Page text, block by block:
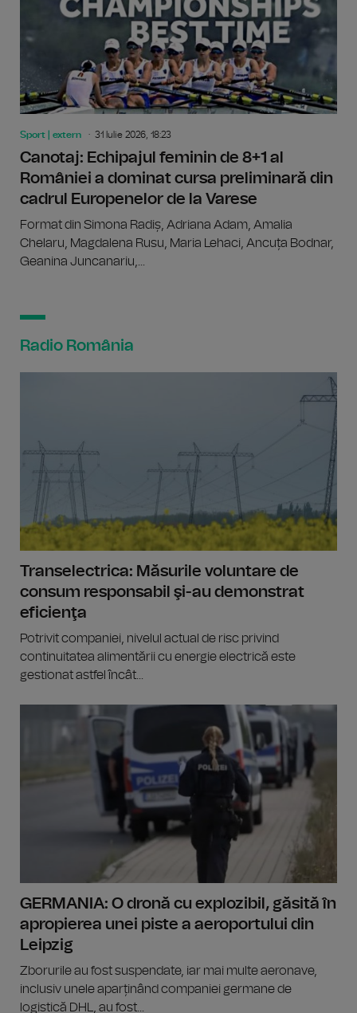
Sport | extern 31 Iulie 2026, 18:23
Canotaj: Echipajul feminin de 8+1 al
României a dominat cursa preliminară din
cadrul Europenelor de la Varese
Format din Simona Radiș, Adriana Adam, Amalia
Chelaru, Magdalena Rusu, Maria Lehaci, Ancuța Bodnar,
Geanina Juncanariu,...
Radio România
Transelectrica: Măsurile voluntare de
consum responsabil şi-au demonstrat
eficienţa
Potrivit companiei, nivelul actual de risc privind
continuitatea alimentării cu energie electrică este
gestionat astfel încât...
GERMANIA: O dronă cu explozibil, găsită în
apropierea unei piste a aeroportului din
Leipzig
Zborurile au fost suspendate, iar mai multe aeronave,
inclusiv unele aparținând companiei germane de
logistică DHL, au fost...